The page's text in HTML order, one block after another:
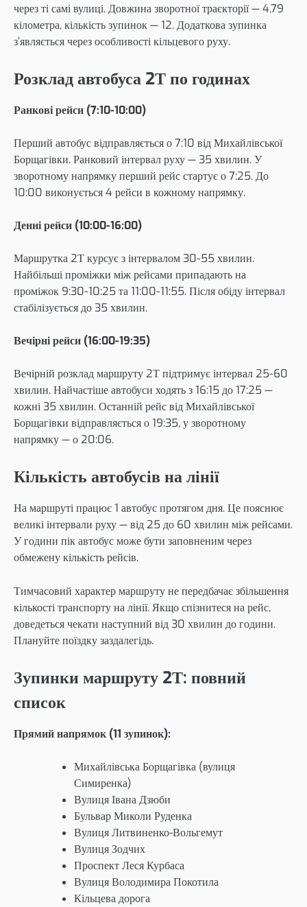
через ті самі вулиці. Довжина зворотної траєкторії — 4,79
кілометра, кількість зупинок — 12. Додаткова зупинка
з’являється через особливості кільцевого руху.
Розклад автобуса 2Т по годинах
Ранкові рейси (7:10-10:00)
Перший автобус відправляється о 7:10 від Михайлівської
Борщагівки. Ранковий інтервал руху — 35 хвилин. У
зворотному напрямку перший рейс стартує о 7:25. До
10:00 виконується 4 рейси в кожному напрямку.
Денні рейси (10:00-16:00)
Маршрутка 2Т курсує з інтервалом 30-55 хвилин.
Найбільші проміжки між рейсами припадають на
проміжок 9:30-10:25 та 11:00-11:55. Після обіду інтервал
стабілізується до 35 хвилин.
Вечірні рейси (16:00-19:35)
Вечірній розклад маршруту 2Т підтримує інтервал 25-60
хвилин. Найчастіше автобуси ходять з 16:15 до 17:25 —
кожні 35 хвилин. Останній рейс від Михайлівської
Борщагівки відправляється о 19:35, у зворотному
напрямку — о 20:06.
Кількість автобусів на лінії
На маршруті працює 1 автобус протягом дня. Це пояснює
великі інтервали руху — від 25 до 60 хвилин між рейсами.
У години пік автобус може бути заповненим через
обмежену кількість рейсів.
Тимчасовий характер маршруту не передбачає збільшення
кількості транспорту на лінії. Якщо спізнитеся на рейс,
доведеться чекати наступний від 30 хвилин до години.
Плануйте поїздку заздалегідь.
Зупинки маршруту 2Т: повний
список
Прямий напрямок (11 зупинок):
Михайлівська Борщагівка (вулиця
Симиренка)
Вулиця Івана Дзюби
Бульвар Миколи Руденка
Вулиця Литвиненко-Вольгемут
Вулиця Зодчих
Проспект Леся Курбаса
Вулиця Володимира Покотила
Кільцева дорога